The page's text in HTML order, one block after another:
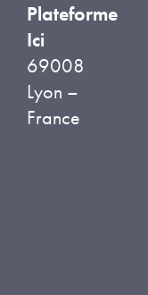
Plateforme
Ici
69008
Lyon –
France